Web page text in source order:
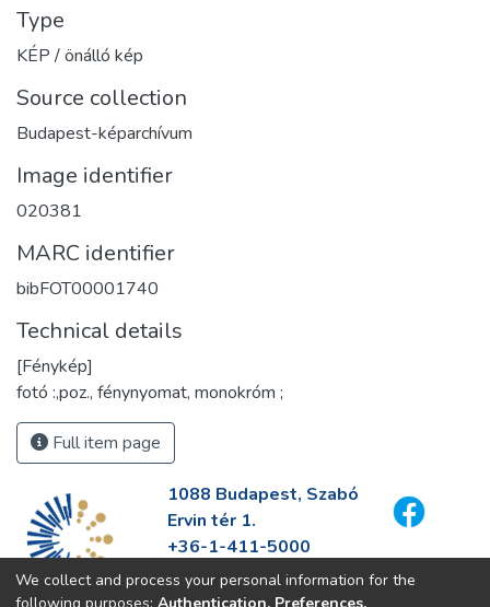
Type
KÉP / önálló kép
Source collection
Budapest-képarchívum
Image identifier
020381
MARC identifier
bibFOT00001740
Technical details
[Fénykép]
fotó :,poz., fénynyomat, monokróm ;
Full item page
1088 Budapest, Szabó
Ervin tér 1.
+36-1-411-5000
info@fszek.hu
https://fszek.hu
We collect and process your personal information for the